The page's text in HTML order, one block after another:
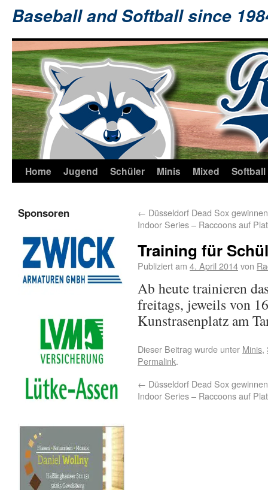
Baseball and Softball since
Home Jugend Schüler Minis Mixed Softball
← Düsseldorf Dead Sox
Indoor Series – Raccoons auf
Training für
Publiziert am 4. April 2014von
Ab heute trainieren
freitags, jeweils von
Kunstrasenplatz am
Dieser Beitrag wurde unter Minis,
Permalink.
← Düsseldorf Dead Sox
Indoor Series – Raccoons auf
Sponsoren